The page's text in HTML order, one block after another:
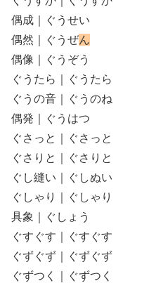
偶成｜ぐうせい
偶然｜ぐうぜん
偶像｜ぐうぞう
ぐうたら｜ぐうたら
ぐうの音｜ぐうのね
偶発｜ぐうはつ
ぐさっと｜ぐさっと
ぐさりと｜ぐさりと
ぐし縫い｜ぐしぬい
ぐしゃり｜ぐしゃり
具象｜ぐしょう
ぐすぐす｜ぐすぐす
ぐずぐず｜ぐずぐず
ぐずつく｜ぐずつく